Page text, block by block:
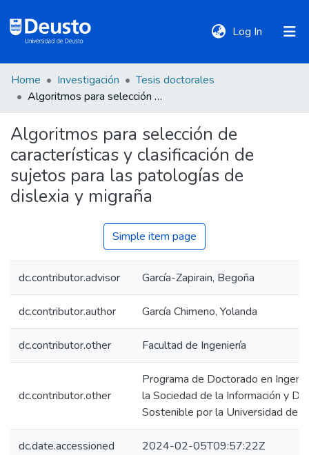
Log In (current)
DeustoTeka
Communities
&
Collections
Statistics
Home Investigación
Tesis doctorales
Algoritmos para selección de características y clasificación de sujetos para las patologías de dislexia y migraña
Algoritmos para selección de
características y clasificación de
sujetos para las patologías de
dislexia y migraña
Simple item page
dc.contributor.advisor García-Zapirain, Begoña
dc.contributor.author García Chimeno, Yolanda
dc.contributor.other Facultad de Ingeniería
dc.contributor.other
Programa de Doctorado en
la Sociedad de la Información y
Sostenible por la Universidad de
dc.date.accessioned 2024-02-05T09:57:22Z